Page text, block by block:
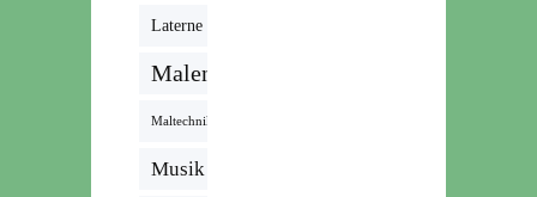
Laterne
Malen
Maltechnik
Musik /